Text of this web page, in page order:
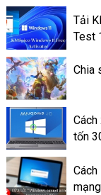
Tải
Test
Chia
tốn